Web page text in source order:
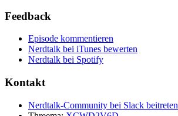
Feedback
Episode kommentieren
Nerdtalk bei iTunes bewerten
Nerdtalk bei Spotify
Kontakt
Nerdtalk-Community bei Slack beitreten